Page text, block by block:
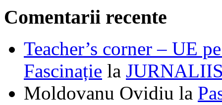
Comentarii recente
Teacher’s corner – UE
Fascinație la
Moldovanu Ovidiu la